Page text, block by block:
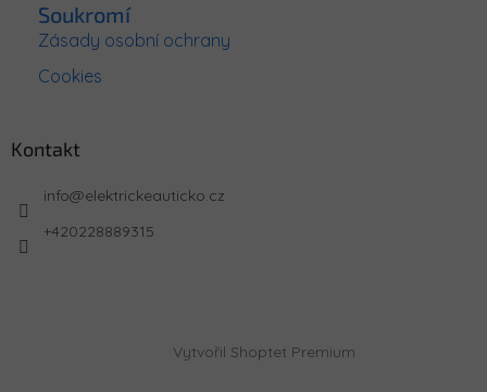
Soukromí
Zásady osobní ochrany
Cookies
Kontakt
info@elektrickeauticko.cz
+420228889315
Vytvořil Shoptet Premium